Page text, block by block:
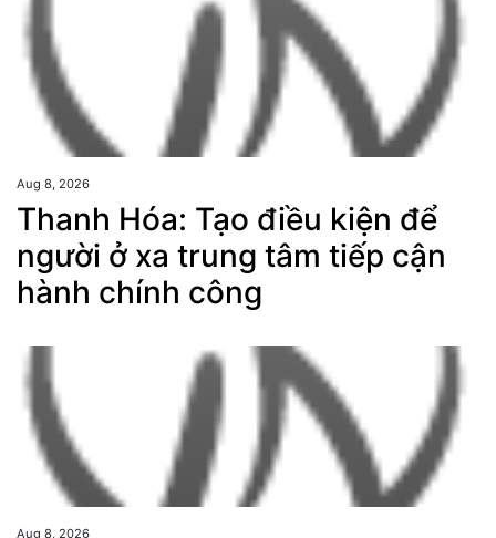
Aug 8, 2026
Thanh Hóa: Tạo điều kiện để
người ở xa trung tâm tiếp cận
hành chính công
Aug 8, 2026